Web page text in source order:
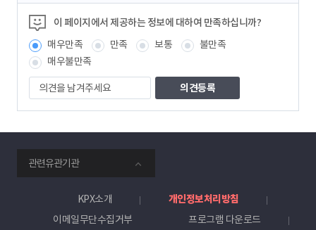
츠
정
보
책
임
자
이 페이지에서 제공하는 정보에 대하여 만족하십니까?
매우만족
만족 보통
불만족
매우불만족
의
견
을
겨
주
세
요
관련유관기관
KPX소개
개인정보처리방침
이메일무단수집거부
프로그램 다운로드